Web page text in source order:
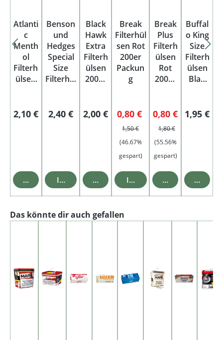
Atlanti
c
Menth
ol
Filterh
ülsen
Regulärer Preis:
2,10 €
In den Warenkorb
Benson
und
Hedges
Special
Size
Filterhül
Packun
Regulärer Preis:
2,40 €
In den Warenkorb
Black
Hawk
Extra
Filterh
ülsen
200er
Regulärer Preis:
2,00 €
In den Warenkorb
Break
Filterhül
sen Rot
200er
Packun
g
Verkaufspreis:
0,80 €
Regulärer Preis:
1,50 €
(46.67%
gespart)
In den Warenkorb
Break
Plus
Filterh
ülsen
Rot
200er
Verkaufspreis:
0,80 €
Regulärer Preis:
1,80 €
(55.56%
gespart)
In den
Buffal
o King
Size
Filterh
ülsen
Blau
ng
1,95 €
In den
Produktgalerie überspringen
Das könnte dir auch gefallen